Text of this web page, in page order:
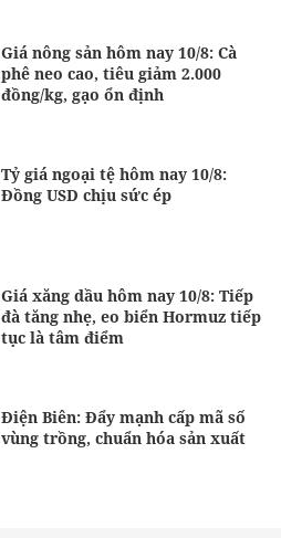
Giá nông sản hôm nay 10/8: Cà
phê neo cao, tiêu giảm 2.000
đồng/kg, gạo ổn định
Tỷ giá ngoại tệ hôm nay 10/8:
Đồng USD chịu sức ép
Giá xăng dầu hôm nay 10/8: Tiếp
đà tăng nhẹ, eo biển Hormuz tiếp
tục là tâm điểm
Điện Biên: Đẩy mạnh cấp mã số
vùng trồng, chuẩn hóa sản xuất